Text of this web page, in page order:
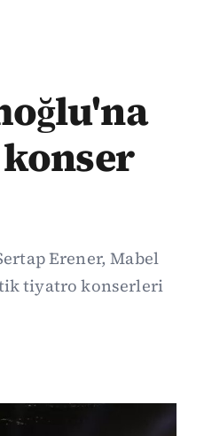
Erener, Mabel
tiyatro konserleri